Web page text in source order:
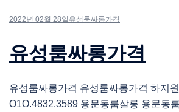
2022년 02월 28일 유성룸싸롱가격
유성룸싸롱가격
유성룸싸롱가격 유성룸싸롱가격 하지
O1O.4832.3589 용문동룸살롱 용문동